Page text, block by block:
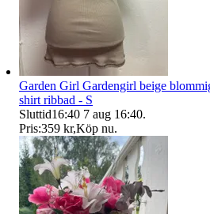
Garden Girl Gardengirl beige
shirt ribbad - S
Sluttid16:40 7 aug 16:40.
Pris:359 kr,Köp nu.